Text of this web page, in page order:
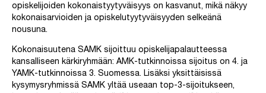
opiskelijoiden kokonaistyytyväisyys on kasvanut, mikä näkyy
kokonaisarvioiden ja opiskelutyytyväisyyden selkeänä
nousuna.
Kokonaisuutena SAMK sijoittuu opiskelijapalautteessa
kansalliseen kärkiryhmään: AMK-tutkinnoissa sijoitus on 4. ja
YAMK-tutkinnoissa 3. Suomessa. Lisäksi yksittäisissä
kysymysryhmissä SAMK yltää useaan top-3-sijoitukseen,